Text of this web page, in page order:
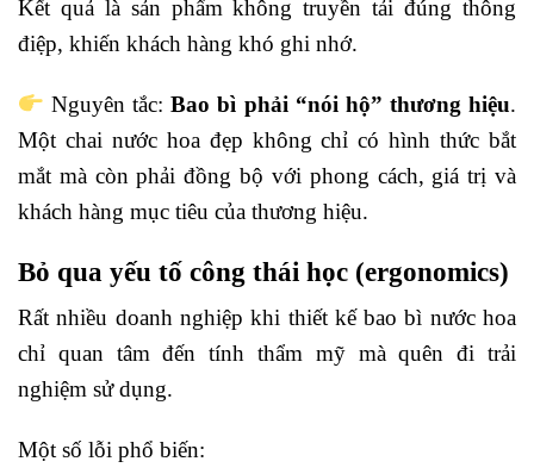
Kết quả là sản phẩm không truyền tải đúng thông
điệp, khiến khách hàng khó ghi nhớ.
Nguyên tắc:Bao bì phải “nói hộ” thương hiệu.
Một chai nước hoa đẹp không chỉ có hình thức bắt
mắt mà còn phải đồng bộ với phong cách, giá trị và
khách hàng mục tiêu của thương hiệu.
Bỏ qua yếu tố công thái học (ergonomics)
Rất nhiều doanh nghiệp khi thiết kế bao bì nước hoa
chỉ quan tâm đến tính thẩm mỹ mà quên đi trải
nghiệm sử dụng.
Một số lỗi phổ biến: